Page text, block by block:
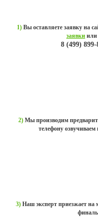
1)Вы оставляете заявку на
заявки или
8 (499)
2) Мы производим
телефону
3) Наш эксперт приезжает на